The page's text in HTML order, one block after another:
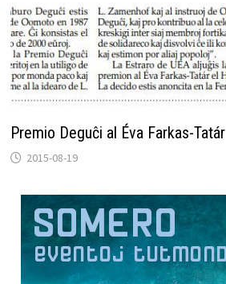
Premio Deguĉi al Éva Farkas-Tatár
2015-08-19